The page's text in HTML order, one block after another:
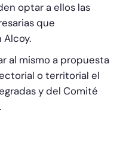
optar a ellos las
que
al mismo a propuesta
o territorial el
y del Comité